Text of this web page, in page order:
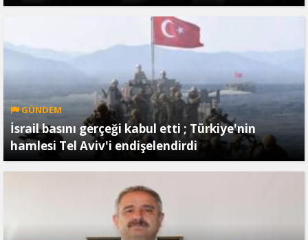
GÜNDEM
İsrail basını gerçeği kabul etti ; Türkiye'nin
hamlesi Tel Aviv'i endişelendirdi